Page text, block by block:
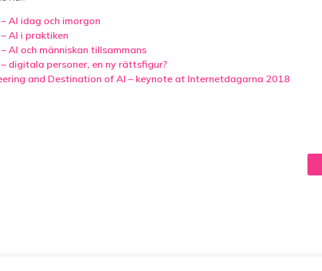
AI idag och imorgon
AI i praktiken
AI och människan tillsammans
digitala personer, en ny rättsfigur?
and Destination of AI – keynote at Internetdagarna 2018